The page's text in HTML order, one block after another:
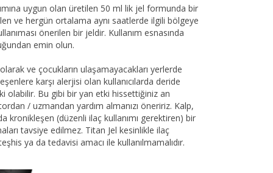
uygun olan üretilen 50 ml lik jel formunda bir
ve hergün ortalama aynı saatlerde ilgili bölgeye
önerilen bir jeldir. Kullanım esnasında
emin olun.
ve çocukların ulaşamayacakları yerlerde
karşı alerjisi olan kullanıcılarda deride
olabilir. Bu gibi bir yan etki hissettiğiniz an
/ uzmandan yardım almanızı öneririz. Kalp,
kronikleşen (düzenli ilaç kullanımı gerektiren) bir
tavsiye edilmez. Titan Jel kesinlikle ilaç
ya da tedavisi amacı ile kullanılmamalıdır.